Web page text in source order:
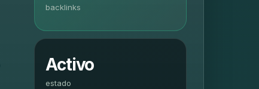
backlinks
Activo
estado